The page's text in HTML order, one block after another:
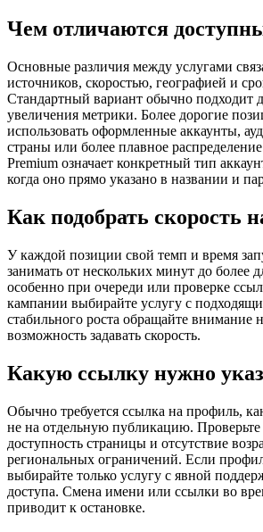
Чем отличаются
Основные различия между услугами
источников, скоростью, географией и
Стандартный вариант обычно подходит
увеличения метрики. Более дорогие
использовать оформленные аккаунты,
страны или более плавное
Premium означает конкретный тип
когда оно прямо указано в названии и
Как подобрать скорость
У каждой позиции свой темп и время
занимать от нескольких минут до более
особенно при очереди или проверке
кампании выбирайте услугу с
стабильного роста обращайте внимание
возможность задавать скорость.
Какую ссылку нужно
Обычно требуется ссылка на профиль,
не на отдельную публикацию.
доступность страницы и отсутствие
региональных ограничений. Если
выбирайте только услугу с явной
доступа. Смена имени или ссылки во
приводит к остановке.